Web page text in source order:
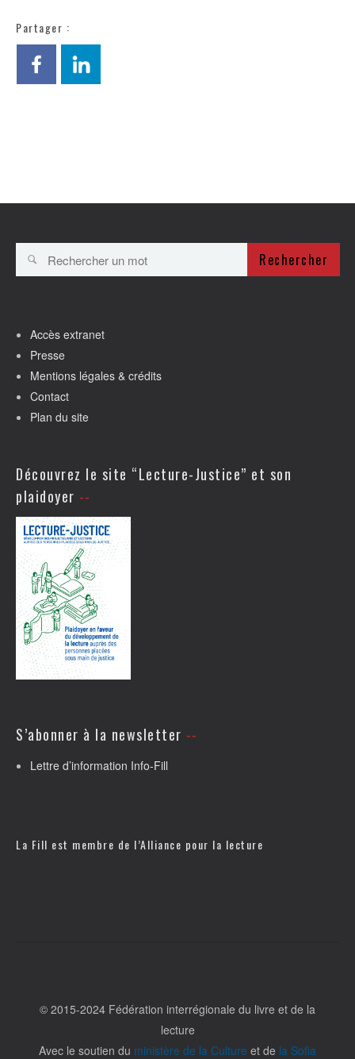
Partager :
Rechercher
Accès extranet
Presse
Mentions légales & crédits
Contact
Plan du site
Découvrez le site “Lecture-Justice” et son
plaidoyer
S’abonner à la newsletter
Lettre d’information Info-Fill
La Fill est membre de l’Alliance pour la lecture
© 2015-2024 Fédération interrégionale du livre et de la
lecture
Avec le soutien du ministère de la Culture et de la Sofia